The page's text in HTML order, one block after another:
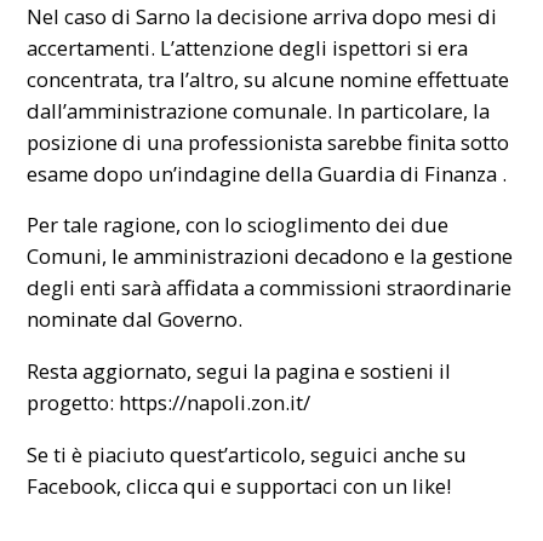
Nel caso di Sarno la decisione arriva dopo mesi di
accertamenti. L’attenzione degli ispettori si era
concentrata, tra l’altro, su alcune nomine effettuate
dall’amministrazione comunale. In particolare, la
posizione di una professionista sarebbe finita sotto
esame dopo un’indagine dellaGuardia di Finanza .
Per tale ragione, con lo scioglimento dei due
Comuni, le amministrazioni decadono e la gestione
degli enti sarà affidata a commissioni straordinarie
nominate dal Governo.
Resta aggiornato, segui la pagina e sostieni il
progetto: https://napoli.zon.it/
Se ti è piaciuto quest’articolo, seguici anche su
Facebook,clicca qui e supportaci con un like!